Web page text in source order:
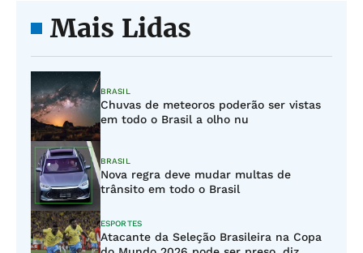
Mais Lidas
BRASIL
Chuvas de meteoros poderão ser vistas
em todo o Brasil a olho nu
BRASIL
Nova regra deve mudar multas de
trânsito em todo o Brasil
ESPORTES
Atacante da Seleção Brasileira na Copa